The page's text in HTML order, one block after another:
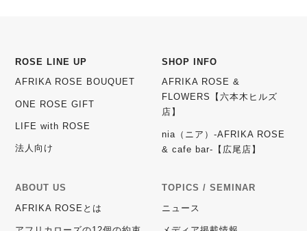
ROSE LINE UP
AFRIKA ROSE BOUQUET
ONE ROSE GIFT
LIFE with ROSE
法人向け
SHOP INFO
AFRIKA ROSE &
FLOWERS【六本木ヒルズ
店】
nia（ニア）-AFRIKA ROSE
& cafe bar-【広尾店】
ABOUT US
AFRIKA ROSEとは
TOPICS / SEMINAR
ニュース